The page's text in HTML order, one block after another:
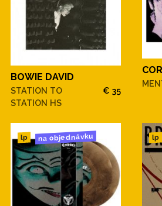
BOWIE DAVID
STATION TO
STATION HS
€ 35
lp na objednávku lp